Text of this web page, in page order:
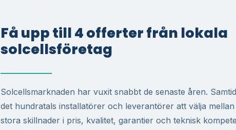
Få upp till 4 offerter från lokala
solcellsföretag
Solcellsmarknaden har vuxit snabbt de senaste åren.
det hundratals installatörer och leverantörer att välja mellan
stora skillnader i pris, kvalitet, garantier och teknisk